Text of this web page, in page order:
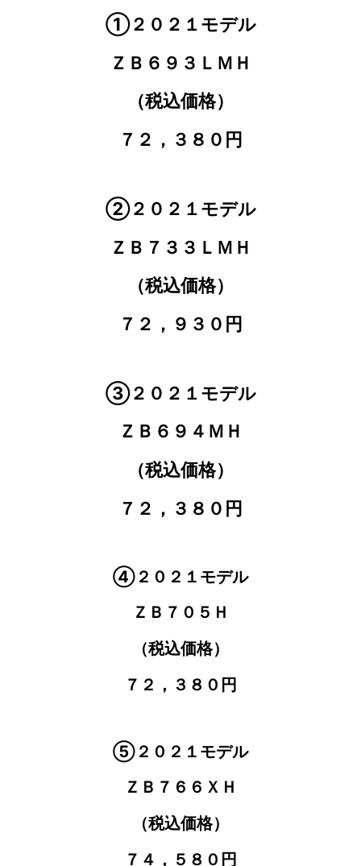
①２０２１モデル
ＺＢ６９３ＬＭＨ
（税込価格）
７２，３８０円
②２０２１モデル
ＺＢ７３３ＬＭＨ
（税込価格）
７２，９３０円
③２０２１モデル
ＺＢ６９４ＭＨ
（税込価格）
７２，３８０円
④２０２１モデル
ＺＢ７０５Ｈ
（税込価格）
７２，３８０円
⑤２０２１モデル
ＺＢ７６６ＸＨ
（税込価格）
７４，５８０円